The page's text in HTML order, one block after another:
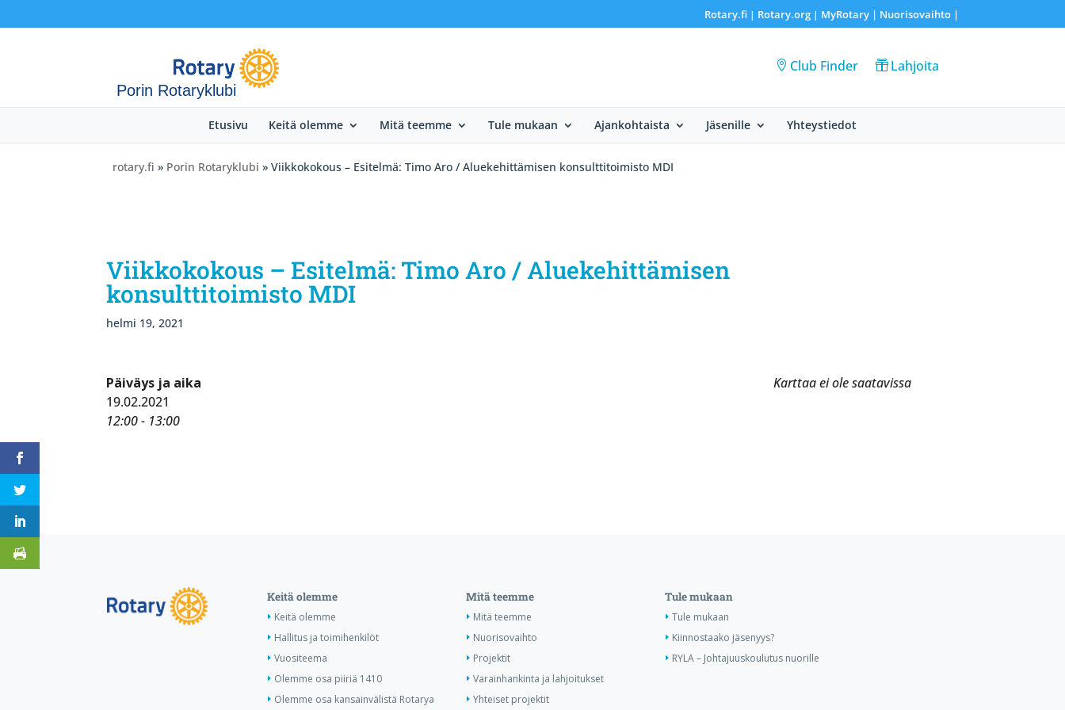
Rotary.fi| Rotary.org| MyRotary | Nuorisovaihto|
Porin Rotaryklubi
Club Finder Lahjoita
Etusivu Keitä olemme Mitä teemme Tule mukaan Ajankohtaista Jäsenille Yhteystiedot
rotary.fi » Porin Rotaryklubi » Viikkokokous – Esitelmä: Timo Aro / Aluekehittämisen konsulttitoimisto MDI
Viikkokokous – Esitelmä: Timo Aro / Aluekehittämisen
konsulttitoimisto MDI
helmi 19, 2021
Karttaa ei ole saatavissa
Päiväys ja aika
19.02.2021
12:00 - 13:00
Keitä olemme
Keitä olemme
Hallitus ja toimihenkilöt
Vuositeema
Olemme osa piiriä 1410
Olemme osa kansainvälistä Rotarya
Mitä teemme
Mitä teemme
Nuorisovaihto
Projektit
Varainhankinta ja lahjoitukset
Yhteiset projektit
Tule mukaan
Tule mukaan
Kiinnostaako jäsenyys?
RYLA – Johtajuuskoulutus nuorille